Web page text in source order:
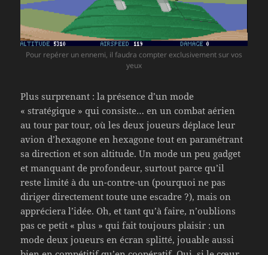
Pour repérer un ennemi, il faudra compter exclusivement sur vos
yeux
Plus surprenant : la présence d’un mode
« stratégique » qui consiste… en un combat aérien
au tour par tour, où les deux joueurs déplace leur
avion d’hexagone en hexagone tout en paramétrant
sa direction et son altitude. Un mode un peu gadget
et manquant de profondeur, surtout parce qu’il
reste limité à du un-contre-un (pourquoi ne pas
diriger directement toute une escadre ?), mais on
appréciera l’idée. Oh, et tant qu’à faire, n’oublions
pas ce petit « plus » qui fait toujours plaisir : un
mode deux joueurs en écran splitté, jouable aussi